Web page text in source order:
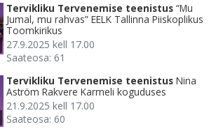
Tervikliku Tervenemise teenistus “Mu
Jumal, mu rahvas” EELK Tallinna Piiskoplikus
Toomkirikus
27.9.2025 kell 17.00
Saateosa: 61
Tervikliku Tervenemise teenistus Nina
Aström Rakvere Karmeli koguduses
21.9.2025 kell 17.00
Saateosa: 60